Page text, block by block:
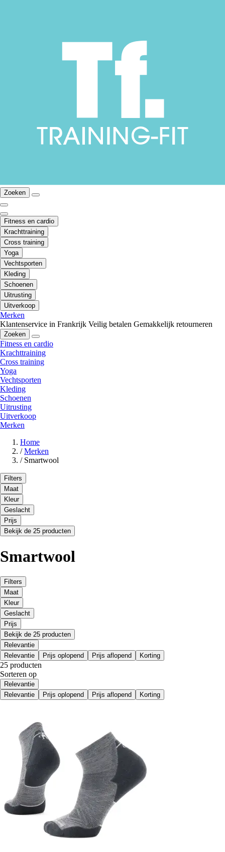
Zoeken
Fitness en cardio
Krachttraining
Cross training
Yoga
Vechtsporten
Kleding
Schoenen
Uitrusting
Uitverkoop
Merken
Klantenservice in Frankrijk Veilig betalen Gemakkelijk retourneren
Zoeken
Fitness en cardio
Krachttraining
Cross training
Yoga
Vechtsporten
Kleding
Schoenen
Uitrusting
Uitverkoop
Merken
Home
/ Merken
/ Smartwool
Filters
Maat
Kleur
Geslacht
Prijs
Bekijk de 25 producten
Smartwool
Filters
Maat
Kleur
Geslacht
Prijs
Bekijk de 25 producten
Relevantie
Relevantie
Prijs oplopend Prijs aflopend Korting
25 producten
Sorteren op
Relevantie
Relevantie
Prijs oplopend Prijs aflopend Korting